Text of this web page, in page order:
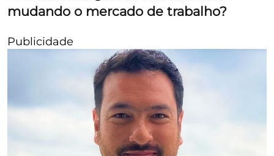
mudando o mercado de trabalho?
Publicidade